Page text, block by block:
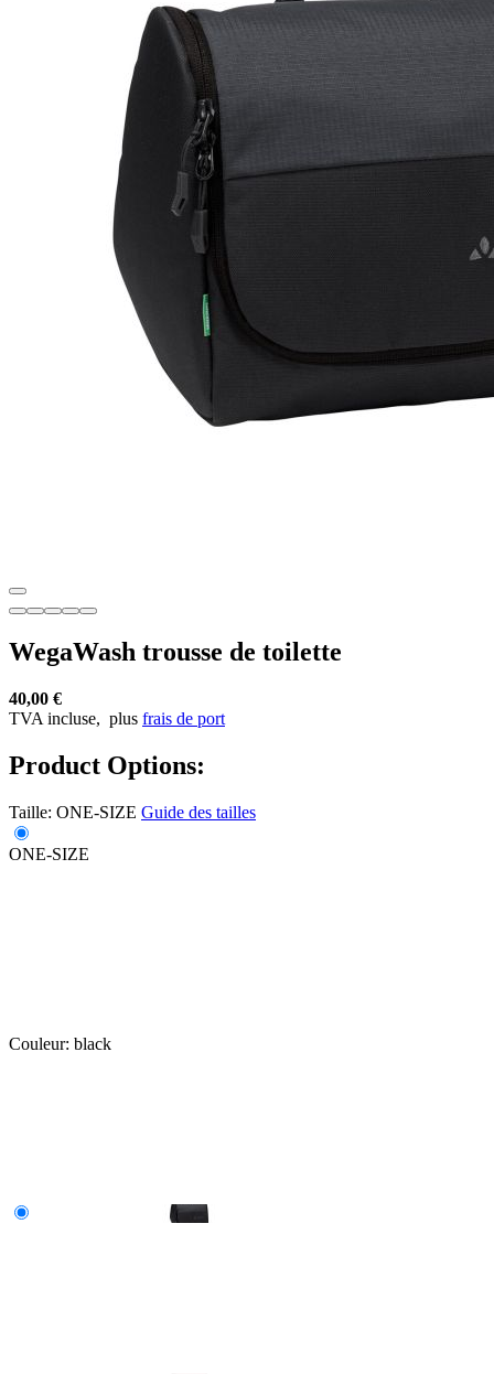
WegaWash trousse de toilette
40,00 €
TVA incluse, plus frais de port
Product Options:
Taille: ONE-SIZE Guide des tailles
ONE-SIZE
Couleur: black